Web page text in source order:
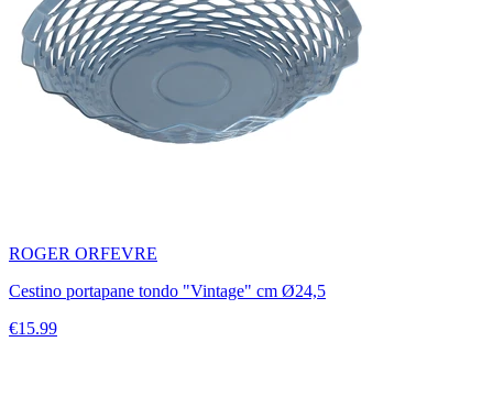
ROGER ORFEVRE
Cestino portapane tondo "Vintage" cm Ø24,5
€15.99